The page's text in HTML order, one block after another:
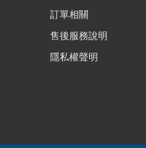
訂單相關
售後服務說明
隱私權聲明